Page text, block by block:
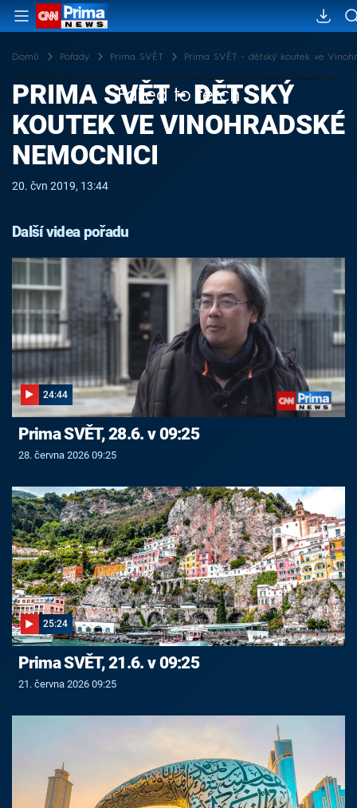
Domů Pořady Prima SVĚT Prima SVĚT - dětský koutek ve
Failed to fetch
PRIMA SVĚT - DĚTSKÝ
KOUTEK VE VINOHRADSKÉ
NEMOCNICI
20. čvn 2019, 13:44
Další videa pořadu
24:44
Prima SVĚT, 28.6. v 09:25
28. června 2026 09:25
25:24
Prima SVĚT, 21.6. v 09:25
21. června 2026 09:25